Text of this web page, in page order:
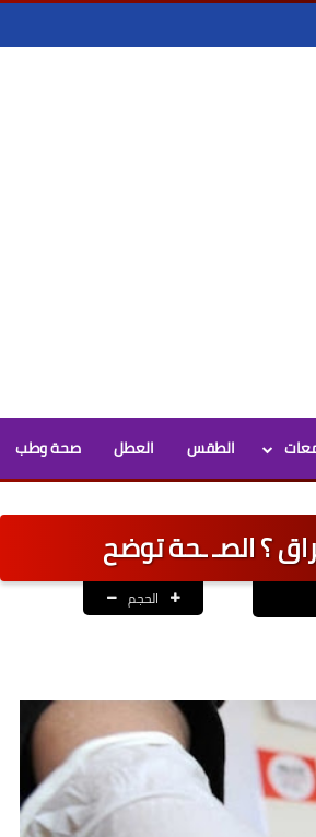
الطقس العطل صحة وطب
؟ الصـ ـحة توضح
الحجم